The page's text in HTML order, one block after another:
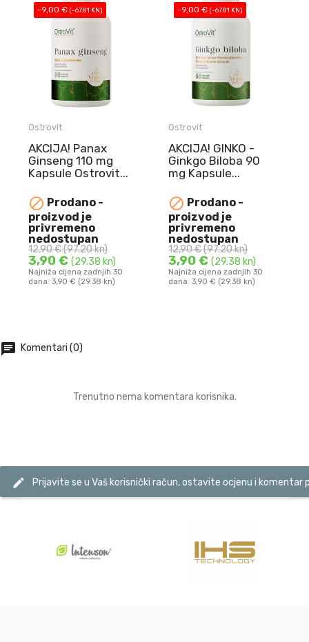
-9,00 €(-67.81 KN)
Ostrovit
AKCIJA! Panax
Ginseng 110 mg
Kapsule Ostrovit...
 Prodano -
proizvod je
privremeno
nedostupan
12,90 €(97.20 kn)
3,90 €(29.38 kn)
Najniža cijena zadnjih 30
dana: 3,90 € (29.38 kn)
NAJBOLJE
UPOTRIJEBITI DO
10.08.2026.
Panax Ginseng 110
mg Kapsule Ostrovit ...
-9,00 €(-67.81 KN)
Ostrovit
AKCIJA! GINKO -
Ginkgo Biloba 90
mg Kapsule...
 Prodano -
proizvod je
privremeno
nedostupan
12,90 €(97.20 kn)
3,90 €(29.38 kn)
Najniža cijena zadnjih 30
dana: 3,90 € (29.38 kn)
NAJBOLJE
UPOTRIJEBITI DO
10.08.2026.
GINKO - Ginkgo
Biloba 90 mg Kapsule ...
chat Komentari (0)
Trenutno nema komentara korisnika.
edit Prijavite se u Vaš korisnički račun, ostavite ocjenu i komentar